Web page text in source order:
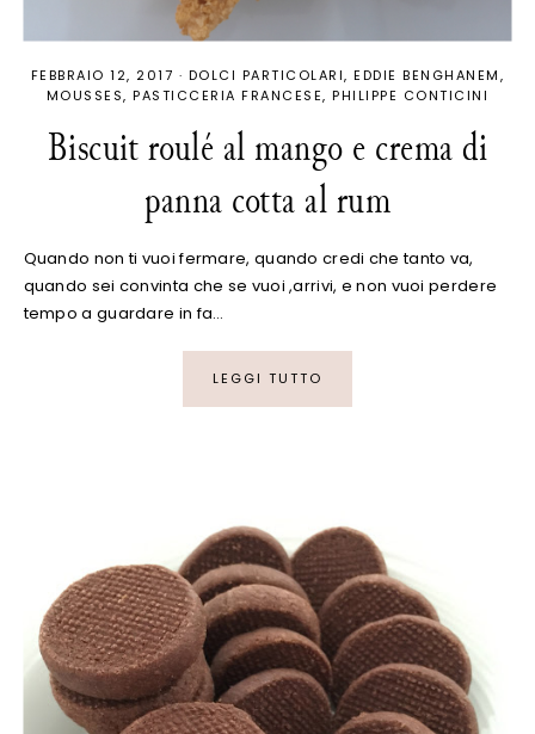
FEBBRAIO 12, 2017 · DOLCI PARTICOLARI EDDIE BENGHANEM
MOUSSES PASTICCERIA FRANCESE PHILIPPE CONTICINI
Biscuit roulé al mango e crema di
panna cotta al rum
Quando non ti vuoi fermare, quando credi che tanto va,
quando sei convinta che se vuoi ,arrivi, e non vuoi perdere
tempo a guardare in fa…
LEGGI TUTTO